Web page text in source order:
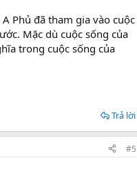
Phủ đã tham gia vào cuộc
Mặc dù cuộc sống của
trong cuộc sống của
Trả lời
#5